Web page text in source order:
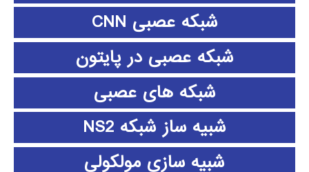
شبکه عصبی CNN
شبکه عصبی در پایتون
شبکه های عصبی
شبیه ساز شبکه NS2
شبیه سازی مولکولی